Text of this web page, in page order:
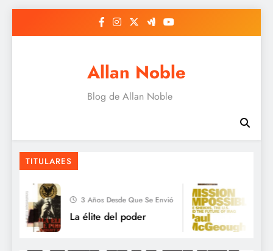
Allan Noble
Blog de Allan Noble
TITULARES
3 Años Desde Que Se Envió
La élite del poder
lo no racional